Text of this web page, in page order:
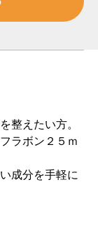
整えたい方。
ラボン２５ｍ
成分を手軽に